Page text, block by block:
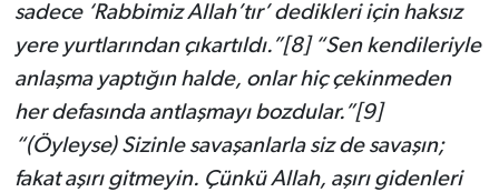
sadece ‘Rabbimiz Allah’tır’ dedikleri için haksız
yere yurtlarından çıkartıldı.”[8] “Sen kendileriyle
anlaşma yaptığın halde, onlar hiç çekinmeden
her defasında antlaşmayı bozdular.”[9]
“(Öyleyse) Sizinle savaşanlarla siz de savaşın;
fakat aşırı gitmeyin. Çünkü Allah, aşırı gidenleri